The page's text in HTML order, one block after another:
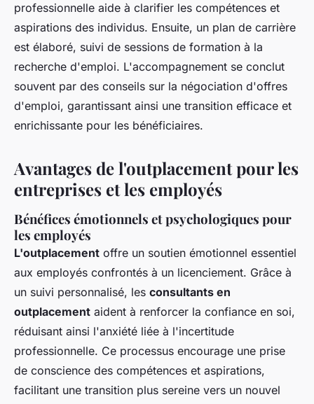
professionnelle aide à clarifier les compétences et
aspirations des individus. Ensuite, un plan de carrière
est élaboré, suivi de sessions de formation à la
recherche d'emploi. L'accompagnement se conclut
souvent par des conseils sur la négociation d'offres
d'emploi, garantissant ainsi une transition efficace et
enrichissante pour les bénéficiaires.
Avantages de l'outplacement pour les
entreprises et les employés
Bénéfices émotionnels et psychologiques pour
les employés
L'outplacement offre un soutien émotionnel essentiel
aux employés confrontés à un licenciement. Grâce à
un suivi personnalisé, les consultants en
outplacement aident à renforcer la confiance en soi,
réduisant ainsi l'anxiété liée à l'incertitude
professionnelle. Ce processus encourage une prise
de conscience des compétences et aspirations,
facilitant une transition plus sereine vers un nouvel